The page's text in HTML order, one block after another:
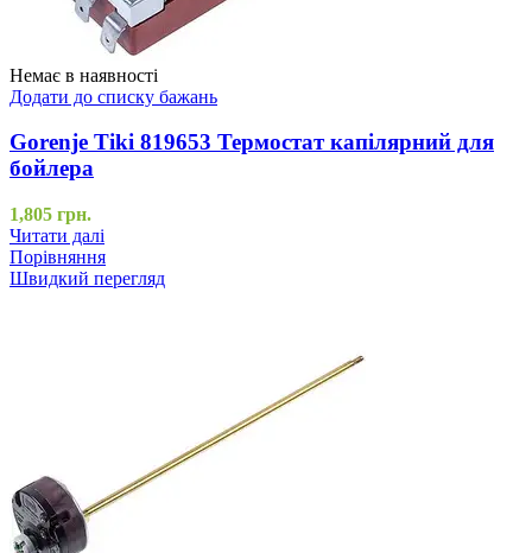
Немає в наявності
Додати до списку бажань
Gorenje Tiki 819653 Термостат капілярний для
бойлера
1,805 грн.
Читати далі
Порівняння
Швидкий перегляд